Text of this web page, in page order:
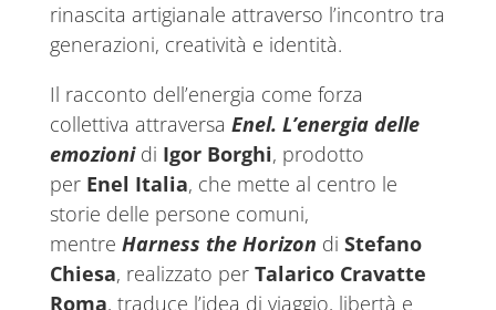
rinascita artigianale attraverso l’incontro tra
generazioni, creatività e identità.
Il racconto dell’energia come forza
collettiva attraversa Enel. L’energia delle
emozionidi Igor Borghi, prodotto
per Enel Italia, che mette al centro le
storie delle persone comuni,
mentre Harness the Horizon di Stefano
Chiesa, realizzato per Talarico Cravatte
Roma, traduce l’idea di viaggio, libertà e